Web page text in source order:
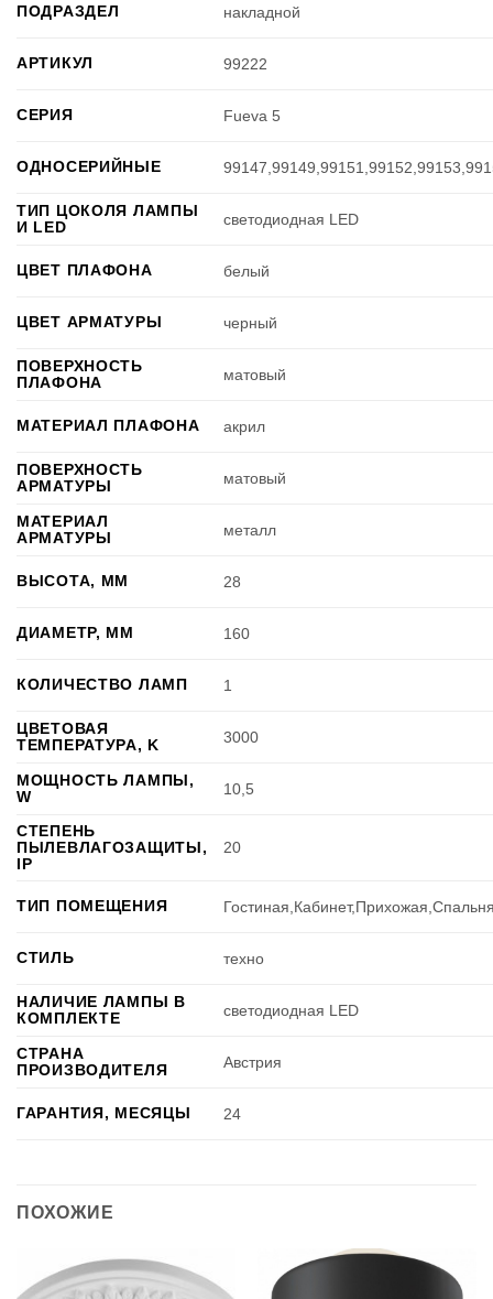
ПОДРАЗДЕЛ накладной
АРТИКУЛ 99222
СЕРИЯ Fueva 5
ОДНОСЕРИЙНЫЕ
ТИП ЦОКОЛЯ ЛАМПЫ
И LED
светодиодная LED
ЦВЕТ ПЛАФОНА белый
ЦВЕТ АРМАТУРЫ черный
ПОВЕРХНОСТЬ
ПЛАФОНА
матовый
МАТЕРИАЛ ПЛАФОНА акрил
ПОВЕРХНОСТЬ
АРМАТУРЫ
матовый
МАТЕРИАЛ
АРМАТУРЫ
металл
ВЫСОТА, ММ 28
ДИАМЕТР, ММ 160
КОЛИЧЕСТВО ЛАМП 1
ЦВЕТОВАЯ
ТЕМПЕРАТУРА, K
3000
МОЩНОСТЬ ЛАМПЫ,
W
10,5
СТЕПЕНЬ
ПЫЛЕВЛАГОЗАЩИТЫ,
IP
20
ТИП ПОМЕЩЕНИЯ
СТИЛЬ техно
НАЛИЧИЕ ЛАМПЫ В
КОМПЛЕКТЕ
светодиодная LED
СТРАНА
ПРОИЗВОДИТЕЛЯ
Австрия
ГАРАНТИЯ, МЕСЯЦЫ 24
ПОХОЖИЕ